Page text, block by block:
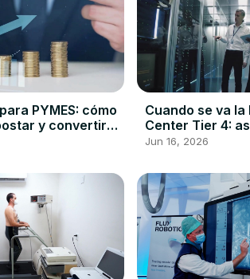
PYMES: cómo
y convertir
inversión
Cuando se va la
Center Tier 4:
internet sigue
Jun 16, 2026